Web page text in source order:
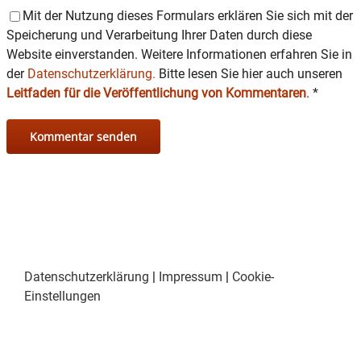
Mit der Nutzung dieses Formulars erklären Sie sich mit der
Speicherung und Verarbeitung Ihrer Daten durch diese
Website einverstanden. Weitere Informationen erfahren Sie in
der Datenschutzerklärung. Bitte lesen Sie hier auch unseren
Leitfaden für die Veröffentlichung von Kommentaren. *
Datenschutzerklärung | Impressum | Cookie-
Einstellungen